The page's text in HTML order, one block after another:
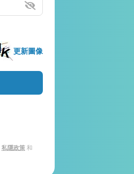
更新圖像
私隱政策和